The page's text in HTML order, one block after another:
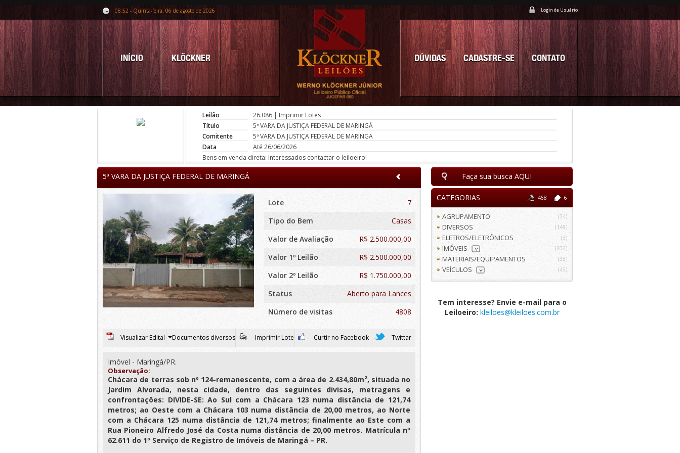
08:52 - Quinta-feira, 06 de agosto de 2026 Login de Usuário
INÍCIO KLÖCKNER CONTATO
CADASTRE-SE
DÚVIDAS
Leilão 26.086 | Imprimir Lotes
Título
5ª VARA DA JUSTIÇA FEDERAL DE MARINGÁ
Comitente
5ª VARA DA JUSTIÇA FEDERAL DE MARINGA
Data
Até 26/06/2026
Bens em venda direta: Interessados contactar o leiloeiro!
5ª VARA DA JUSTIÇA FEDERAL DE MARINGÁ
Lote
7
Tipo do Bem
Casas
Valor de Avaliação
R$ 2.500.000,00
Valor 1º Leilão
R$ 2.500.000,00
Valor 2º Leilão
R$ 1.750.000,00
Status
Aberto para Lances
Número de visitas
4808
Visualizar Edital Documentos diversos Imprimir Lote Curtir no Facebook Twittar
Imóvel - Maringá/PR.
Observação:
Chácara de terras sob nº 124-remanescente, com a área de 2.434,80m², situada no
Jardim Alvorada, nesta cidade, dentro das seguintes divisas, metragens e
confrontações: DIVIDE-SE: Ao Sul com a Chácara 123 numa distância de 121,74
metros; ao Oeste com a Chácara 103 numa distância de 20,00 metros, ao Norte
com a Chácara 125 numa distância de 121,74 metros; finalmente ao Este com a
Rua Pioneiro Alfredo José da Costa numa distância de 20,00 metros. Matrícula nº
62.611 do 1º Serviço de Registro de Imóveis de Maringá – PR.
Faça sua busca AQUI
CATEGORIAS 468 6
AGRUPAMENTO (24)
DIVERSOS (148)
ELETROS/ELETRÔNICOS (3)
IMÓVEIS > (206)
MATERIAIS/EQUIPAMENTOS (38)
VEÍCULOS > (49)
Tem interesse? Envie e-mail para o
Leiloeiro: kleiloes@kleiloes.com.br